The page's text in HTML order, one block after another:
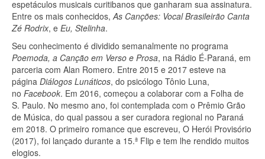
espetáculos musicais curitibanos que ganharam sua assinatura.
Entre os mais conhecidos, As Canções: Vocal Brasileirão Canta
Zé Rodrix, e Eu, Stelinha.
Seu conhecimento é dividido semanalmente no programa
Poemoda, a Canção em Verso e Prosa, na Rádio É-Paraná, em
parceria com Alan Romero. Entre 2015 e 2017 esteve na
página Diálogos Lunáticos, do psicólogo Tônio Luna,
no Facebook. Em 2016, começou a colaborar com a Folha de
S. Paulo. No mesmo ano, foi contemplada com o Prêmio Grão
de Música, do qual passou a ser curadora regional no Paraná
em 2018. O primeiro romance que escreveu, O Herói Provisório
(2017), foi lançado durante a 15.ª Flip e tem lhe rendido muitos
elogios.